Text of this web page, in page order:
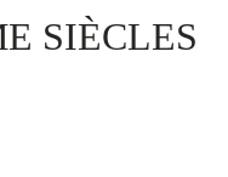
SIÈCLES